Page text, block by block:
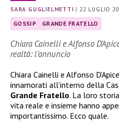
SARA GUGLIELMETTI | 22 LUGLIO
GOSSIP GRANDE FRATELLO
Chiara Cainelli e Alfonso
realtà: l’annuncio
Chiara Cainelli e Alfonso
innamorati all’interno della
Grande Fratello. La loro
vita reale e insieme hanno
importantissimo. Ecco quale.